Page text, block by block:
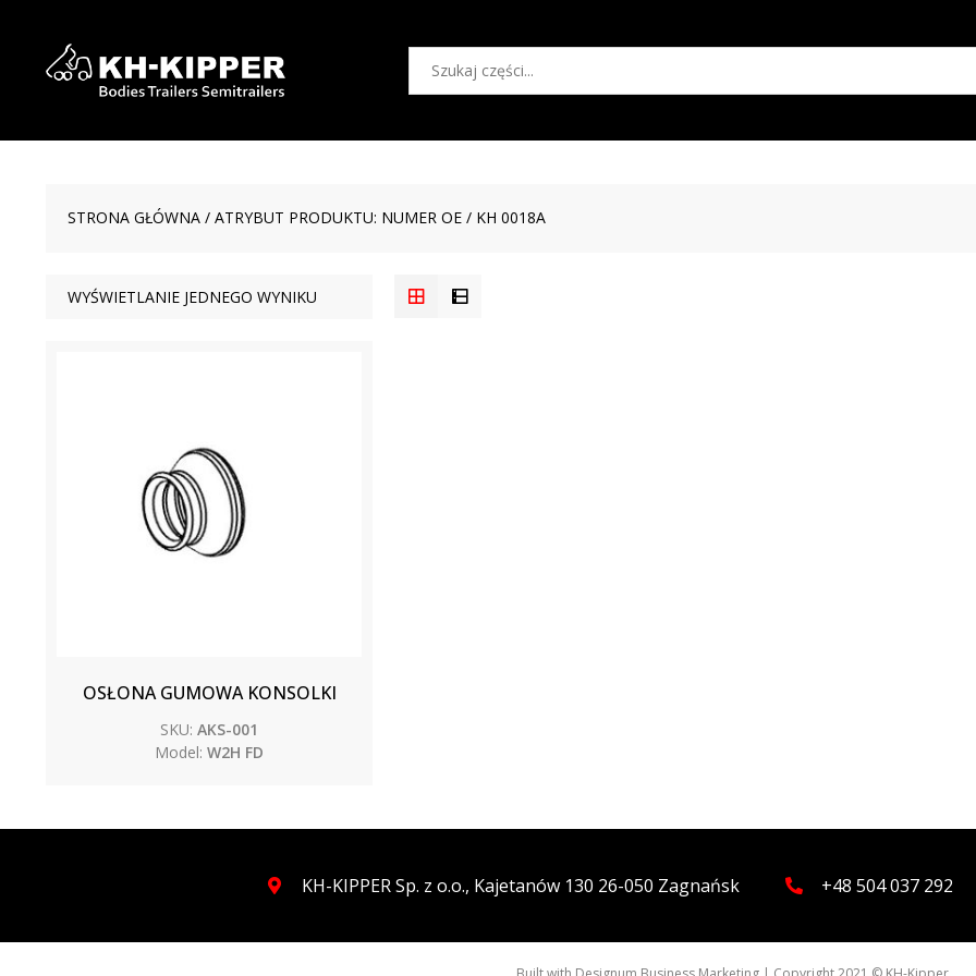
STRONA GŁÓWNA / ATRYBUT PRODUKTU: NUMER OE / KH 0018A
WYŚWIETLANIE JEDNEGO WYNIKU
OSŁONA GUMOWA KONSOLKI
SKU: AKS-001
Model: W2H FD
KH-KIPPER Sp. z o.o., Kajetanów 130 26-050 Zagnańsk +48 504 037 292